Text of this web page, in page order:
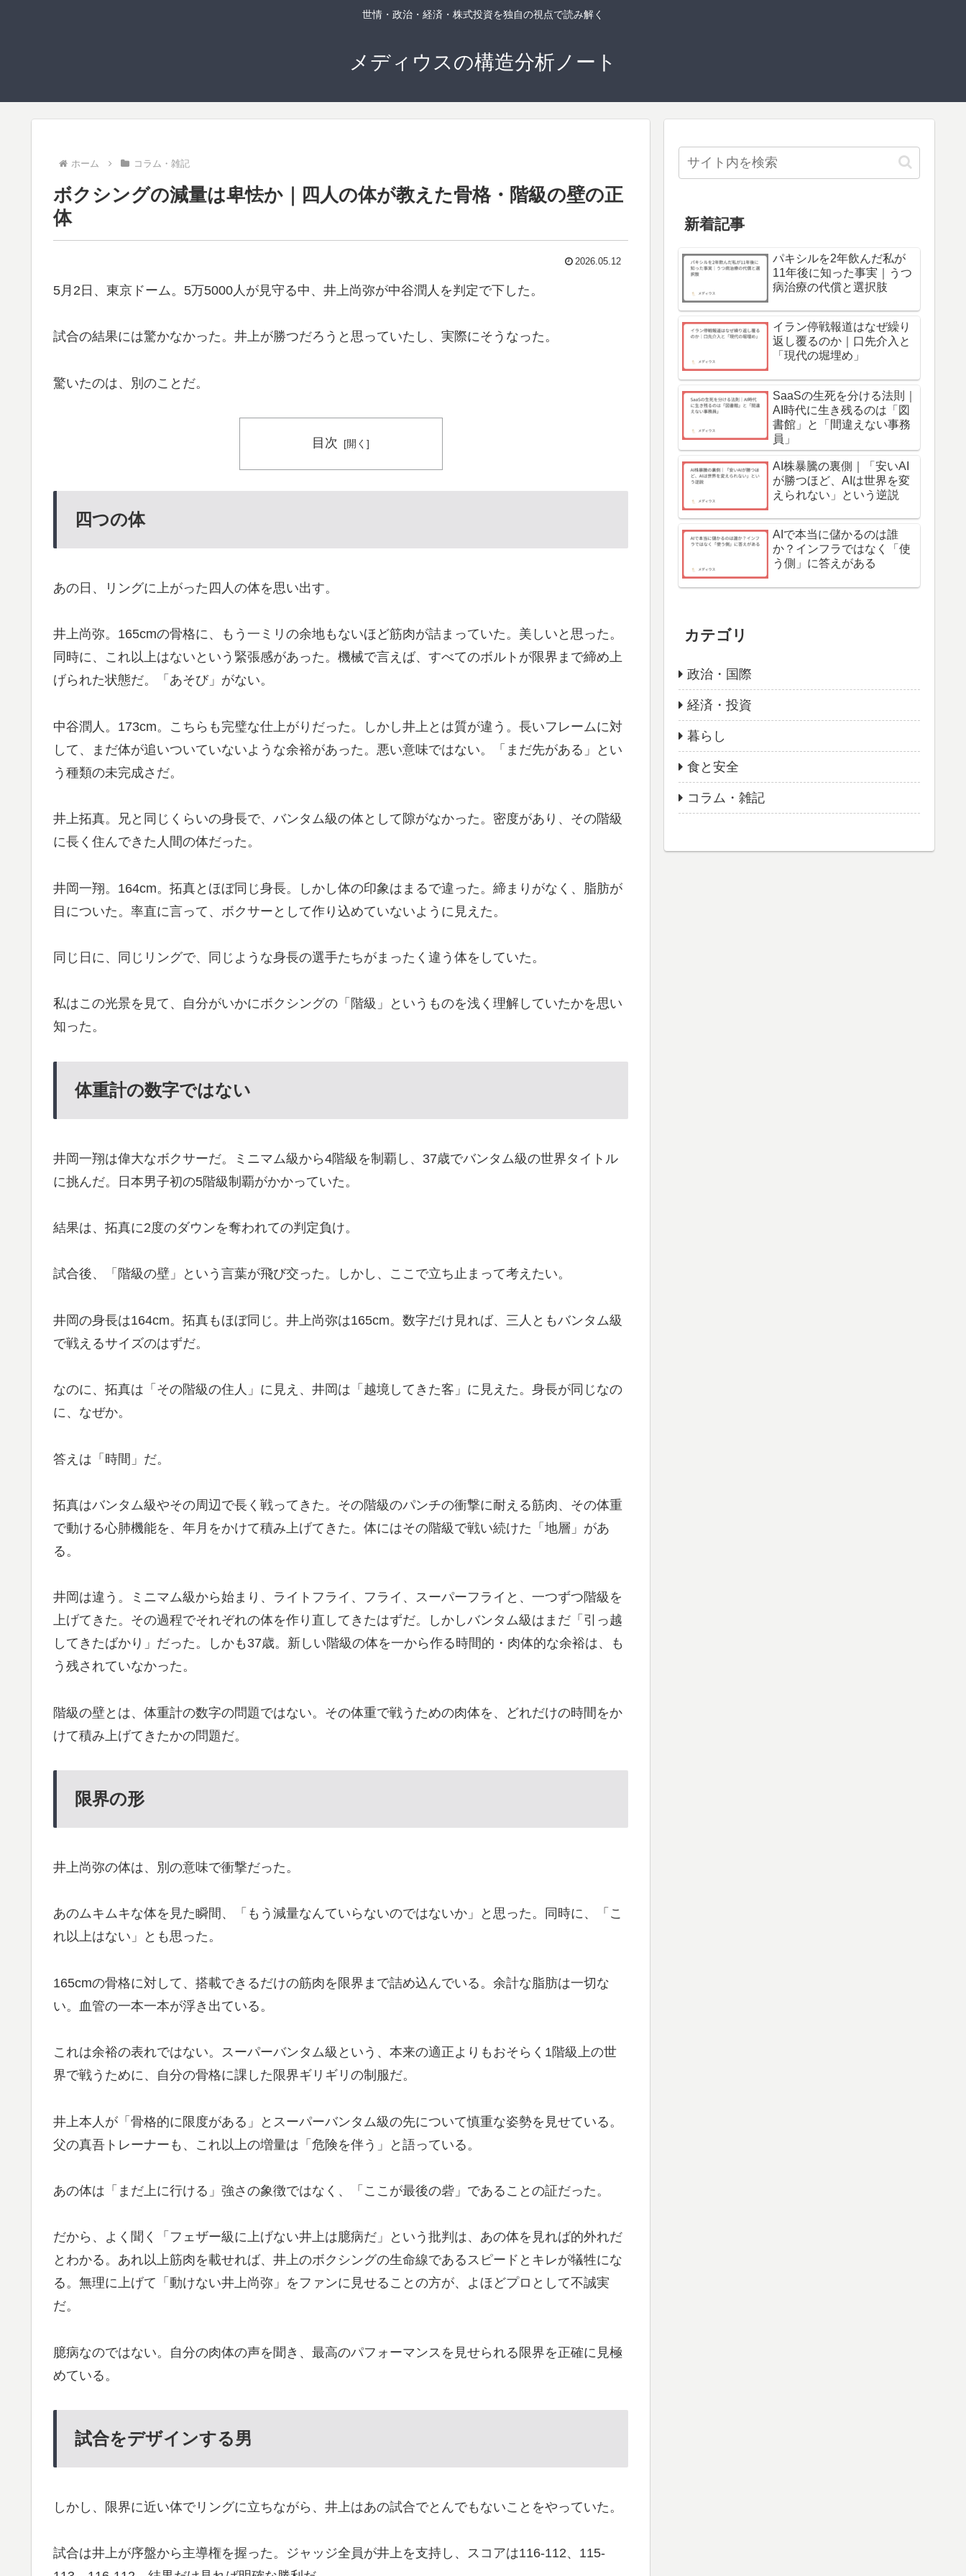
世情・政治・経済・株式投資を独自の視点で読み解く
メディウスの構造分析ノート
ホーム コラム・雑記
ボクシングの減量は卑怯か｜四人の体が教えた骨格・階級の壁の正
体
2026.05.12
5月2日、東京ドーム。5万5000人が見守る中、井上尚弥が中谷潤人を判定で下した。
試合の結果には驚かなかった。井上が勝つだろうと思っていたし、実際にそうなった。
驚いたのは、別のことだ。
目次
四つの体
あの日、リングに上がった四人の体を思い出す。
井上尚弥。165cmの骨格に、もう一ミリの余地もないほど筋肉が詰まっていた。美しいと思った。
同時に、これ以上はないという緊張感があった。機械で言えば、すべてのボルトが限界まで締め上
げられた状態だ。「あそび」がない。
中谷潤人。173cm。こちらも完璧な仕上がりだった。しかし井上とは質が違う。長いフレームに対
して、まだ体が追いついていないような余裕があった。悪い意味ではない。「まだ先がある」とい
う種類の未完成さだ。
井上拓真。兄と同じくらいの身長で、バンタム級の体として隙がなかった。密度があり、その階級
に長く住んできた人間の体だった。
井岡一翔。164cm。拓真とほぼ同じ身長。しかし体の印象はまるで違った。締まりがなく、脂肪が
目についた。率直に言って、ボクサーとして作り込めていないように見えた。
同じ日に、同じリングで、同じような身長の選手たちがまったく違う体をしていた。
私はこの光景を見て、自分がいかにボクシングの「階級」というものを浅く理解していたかを思い
知った。
体重計の数字ではない
井岡一翔は偉大なボクサーだ。ミニマム級から4階級を制覇し、37歳でバンタム級の世界タイトル
に挑んだ。日本男子初の5階級制覇がかかっていた。
結果は、拓真に2度のダウンを奪われての判定負け。
試合後、「階級の壁」という言葉が飛び交った。しかし、ここで立ち止まって考えたい。
井岡の身長は164cm。拓真もほぼ同じ。井上尚弥は165cm。数字だけ見れば、三人ともバンタム級
で戦えるサイズのはずだ。
なのに、拓真は「その階級の住人」に見え、井岡は「越境してきた客」に見えた。身長が同じなの
に、なぜか。
答えは「時間」だ。
拓真はバンタム級やその周辺で長く戦ってきた。その階級のパンチの衝撃に耐える筋肉、その体重
で動ける心肺機能を、年月をかけて積み上げてきた。体にはその階級で戦い続けた「地層」があ
る。
井岡は違う。ミニマム級から始まり、ライトフライ、フライ、スーパーフライと、一つずつ階級を
上げてきた。その過程でそれぞれの体を作り直してきたはずだ。しかしバンタム級はまだ「引っ越
してきたばかり」だった。しかも37歳。新しい階級の体を一から作る時間的・肉体的な余裕は、も
う残されていなかった。
階級の壁とは、体重計の数字の問題ではない。その体重で戦うための肉体を、どれだけの時間をか
けて積み上げてきたかの問題だ。
限界の形
井上尚弥の体は、別の意味で衝撃だった。
あのムキムキな体を見た瞬間、「もう減量なんていらないのではないか」と思った。同時に、「こ
れ以上はない」とも思った。
165cmの骨格に対して、搭載できるだけの筋肉を限界まで詰め込んでいる。余計な脂肪は一切な
い。血管の一本一本が浮き出ている。
これは余裕の表れではない。スーパーバンタム級という、本来の適正よりもおそらく1階級上の世
界で戦うために、自分の骨格に課した限界ギリギリの制服だ。
井上本人が「骨格的に限度がある」とスーパーバンタム級の先について慎重な姿勢を見せている。
父の真吾トレーナーも、これ以上の増量は「危険を伴う」と語っている。
あの体は「まだ上に行ける」強さの象徴ではなく、「ここが最後の砦」であることの証だった。
だから、よく聞く「フェザー級に上げない井上は臆病だ」という批判は、あの体を見れば的外れだ
とわかる。あれ以上筋肉を載せれば、井上のボクシングの生命線であるスピードとキレが犠牲にな
る。無理に上げて「動けない井上尚弥」をファンに見せることの方が、よほどプロとして不誠実
だ。
臆病なのではない。自分の肉体の声を聞き、最高のパフォーマンスを見せられる限界を正確に見極
めている。
試合をデザインする男
しかし、限界に近い体でリングに立ちながら、井上はあの試合でとんでもないことをやっていた。
試合は井上が序盤から主導権を握った。ジャッジ全員が井上を支持し、スコアは116-112、115-
新着記事
パキシルを2年飲んだ私が
11年後に知った事実｜うつ
病治療の代償と選択肢
イラン停戦報道はなぜ繰り
返し覆るのか｜口先介入と
「現代の堀埋め」
SaaSの生死を分ける法則｜
AI時代に生き残るのは「図
書館」と「間違えない事務
員」
AI株暴騰の裏側｜「安いAI
が勝つほど、AIは世界を変
えられない」という逆説
AIで本当に儲かるのは誰
か？インフラではなく「使
う側」に答えがある
カテゴリ
政治・国際
経済・投資
暮らし
食と安全
コラム・雑記